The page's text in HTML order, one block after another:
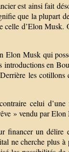
est ainsi fait
que la plupart
celle d’Elon
Elon Musk qui
en
les
celui
» vendu par
un délire
ne cherche plus